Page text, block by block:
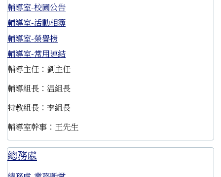
輔導室-校園公告
輔導室-活動相簿
輔導室-榮譽榜
輔導室-常用連結
輔導主任：劉主任
輔導組長：温組長
特教組長：李組長
輔導室幹事：王先生
總務處